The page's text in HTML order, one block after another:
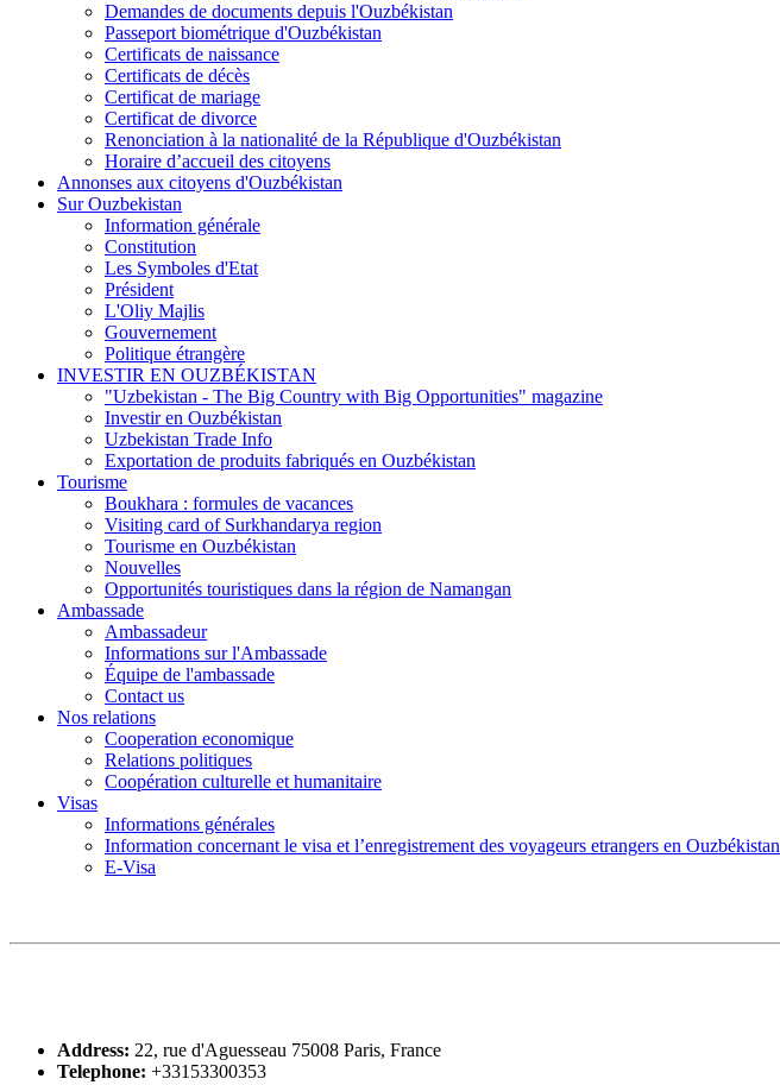
Demandes de documents depuis l'Ouzbékistan
Passeport biométrique d'Ouzbékistan
Certificats de naissance
Certificats de décès
Certificat de mariage
Certificat de divorce
Renonciation à la nationalité de la République d'Ouzbékistan
Horaire d’accueil des citoyens
Annonses aux citoyens d'Ouzbékistan
Sur Ouzbekistan
Information générale
Constitution
Les Symboles d'Etat
Président
L'Oliy Majlis
Gouvernement
Politique étrangère
INVESTIR EN OUZBÉKISTAN
"Uzbekistan - The Big Country with Big Opportunities" magazine
Investir en Ouzbékistan
Uzbekistan Trade Info
Exportation de produits fabriqués en Ouzbékistan
Tourisme
Boukhara : formules de vacances
Visiting card of Surkhandarya region
Tourisme en Ouzbékistan
Nouvelles
Opportunités touristiques dans la région de Namangan
Ambassade
Ambassadeur
Informations sur l'Ambassade
Équipe de l'ambassade
Contact us
Nos relations
Cooperation economique
Relations politiques
Coopération culturelle et humanitaire
Visas
Informations générales
Information concernant le visa et l’enregistrement des voyageurs etrangers en Ouzbékistan
E-Visa
Address: 22, rue d'Aguesseau 75008 Paris, France
Telephone: +33153300353